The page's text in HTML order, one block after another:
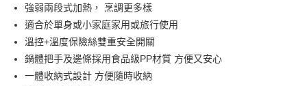
流程，驗證手機門號後，選擇欲分期的期數、繳款截止日，確認付款後即完
成交易。
3.實際核准額度、可分期數及費用金額請依後續交易確認頁面所載為準。
4.訂單成立30分鐘內，如未前往確認交易或遇審核未通過，訂單將自動取
消。如遇「轉專審核」未通過狀況，表示未達大哥付你分期系統評分，恕無
【繳款方式說明】
運送方式
宅配【父親節大回饋】限時$299免運
每筆NT$150，滿NT$299(含以上)免運費
強弱兩段式加熱， 烹調更多樣
適合於單身或小家庭家用或旅行使用
溫控+溫度保險絲雙重安全開關
鍋體把手及邊條採用食品級PP材質 方便又安心
一體收納式設計 方便隨時收納